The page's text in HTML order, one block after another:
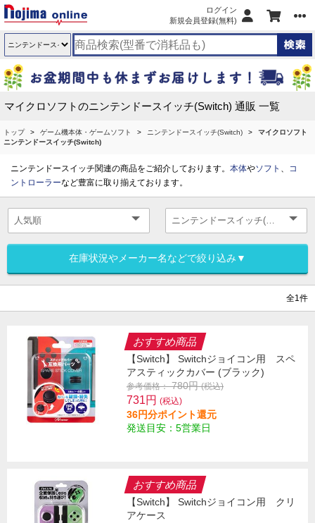
ログイン
新規会員登録(無料)
マイクロソフトのニンテンドースイッチ(Switch) 通販 一覧
トップ ゲーム機本体・ゲームソフト ニンテンドースイッチ(Switch)
マイクロソフト
ニンテンドースイッチ(Switch)
ニンテンドースイッチ関連の商品をご紹介しております。 本体やソフト 、 コ
ントローラーなど豊富に取り揃えております。
在庫状況やメーカー名などで絞り込み▼
全1件
おすすめ商品
【Switch】 Switchジョイコン用 スペ
アスティックカバー (ブラック)
参考価格： 780円(税込)
731円 (税込)
36円分ポイント還元
発送目安：5営業日
おすすめ商品
【Switch】 Switchジョイコン用 クリ
アケース